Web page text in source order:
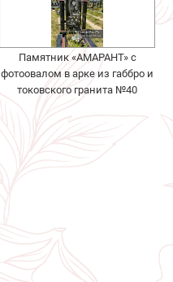
Памятник «АМАРАНТ» с
фотоовалом в арке из габбро и
токовского гранита №40